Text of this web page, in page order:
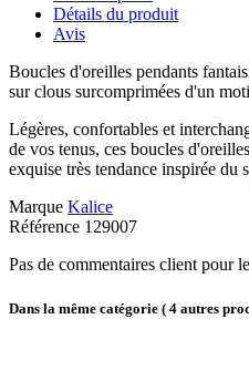
Détails du produit
Avis
Boucles d'oreilles pendants
sur clous surcomprimées d'un
Légères, confortables et
de vos tenus, ces boucles
exquise très tendance inspirée du
Marque Kalice
Référence 129007
Pas de commentaires client pour
Dans la même catégorie ( 4 autres